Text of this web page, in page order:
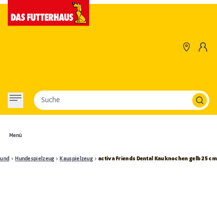
Menü
Suche
Hundespielzeug Kauspielzeug activa Friends Dental Kauknochen gelb 25 cm